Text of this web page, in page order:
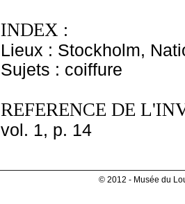
INDEX :
Lieux : Stockholm,
Sujets : coiffure
REFERENCE DE
vol. 1, p. 14
© 2012 - Musée du